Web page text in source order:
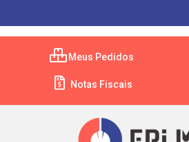
Meus Pedidos
Notas Fiscais